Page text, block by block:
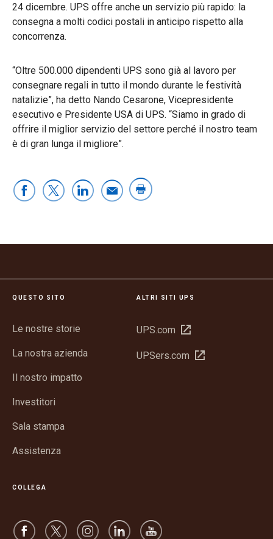
24 dicembre. UPS offre anche un servizio più rapido: la
consegna a molti codici postali in anticipo rispetto alla
concorrenza.
“Oltre 500.000 dipendenti UPS sono già al lavoro per
consegnare regali in tutto il mondo durante le festività
natalizie”, ha detto Nando Cesarone, Vicepresidente
esecutivo e Presidente USA di UPS. “Siamo in grado di
offrire il miglior servizio del settore perché il nostro team
è di gran lunga il migliore”.
QUESTO SITO
Le nostre storie
La nostra azienda
Il nostro impatto
Investitori
Sala stampa
Assistenza
ALTRI SITI UPS
UPS.com Apri
una
UPSers.com Apri
COLLEGA